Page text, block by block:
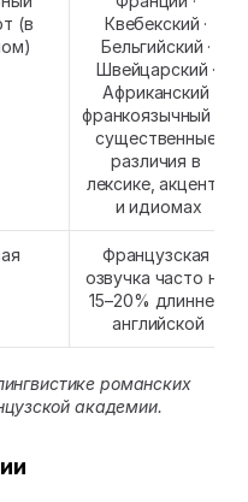
(в
Квебекский ·
Бельгийский ·
Швейцарский ·
Африканский
франкоязычный —
существенные
различия в
лексике, акценте
и идиомах
Французская
озвучка часто на
15–20% длиннее
английской
романских
академии.